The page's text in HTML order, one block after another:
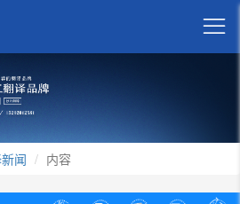

闻 内容